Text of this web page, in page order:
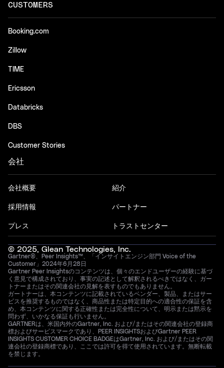
CUSTOMERS
Booking.com
Zillow
TIME
Ericsson
Databricks
DBS
Customer Stories
会社
会社概要
採用情報
プレス
紹介
パートナー
トラストセンター
© 2025, Glean Technologies, Inc.
Gartner®、Peer Insights™、「インサイトエンジン部門 Voice of the
Customer」2024年6月28日
Gartner Peer Insightsのコンテンツは、個々のエンドユーザーの経験に基づ
く意見で構成されており、事実の記述として解釈されるべきではなく、ガー
トナーまたはその関連会社の見解を表すものでもありません。
ガートナーは、本コンテンツに記載されているベンダー、製品、またはサー
ビスを推奨するものではなく、商品性または特定目的への適合性の保証を含
め、本コンテンツに関する正確性または完全性について、明示または黙示を
問わず、いかなる保証も行いません。
GARTNERは、米国内外のGartner, Inc. および/またはその関連会社の登録商
標およびサービスマークであり、PEER INSIGHTSおよびGartner PEER
INSIGHTS CUSTOMER CHOICE BADGEはGartner, Inc. および/またはその関
連会社の登録商標であり、ここでは許可を得て使用されています。無断転載
を禁じます。